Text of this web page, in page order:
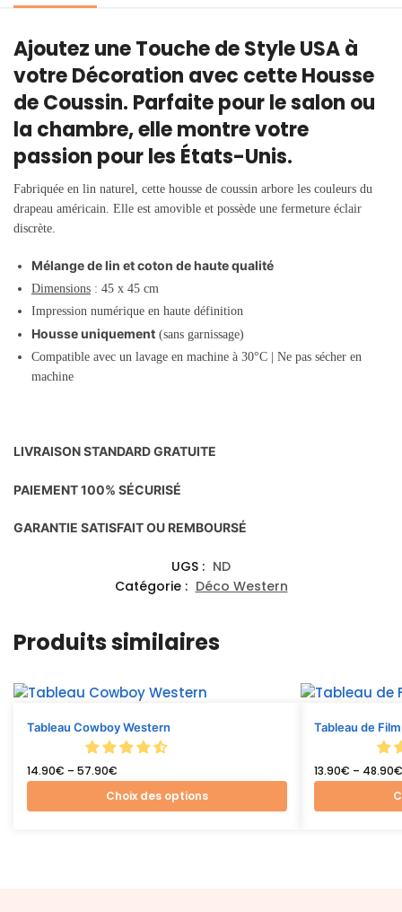
Ajoutez une Touche de Style USA à
votre Décoration avec cette Housse
de Coussin. Parfaite pour le salon ou
la chambre, elle montre votre
passion pour les États-Unis.
Fabriquée en lin naturel, cette housse de coussin arbore les couleurs du
drapeau américain. Elle est amovible et possède une fermeture éclair
discrète.
Mélange de lin et coton de haute qualité
Dimensions : 45 x 45 cm
Impression numérique en haute définition
Housse uniquement (sans garnissage)
Compatible avec un lavage en machine à 30°C | Ne pas sécher en
machine
LIVRAISON STANDARD GRATUITE
PAIEMENT 100% SÉCURISÉ
GARANTIE SATISFAIT OU REMBOURSÉ
UGS : ND
Catégorie : Déco Western
Produits similaires
Tableau Cowboy Western
14.90€ – 57.90€
Choix des options
Tableau de
13.90€ – 48.90€